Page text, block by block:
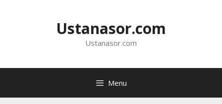
Ustanasor.com
Ustanasor.com
Menu